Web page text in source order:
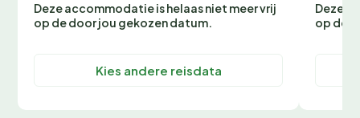
Deze accommodatie is helaas niet meer vrij
op de door jou gekozen datum.
Kies andere reisdata
Deze
op de